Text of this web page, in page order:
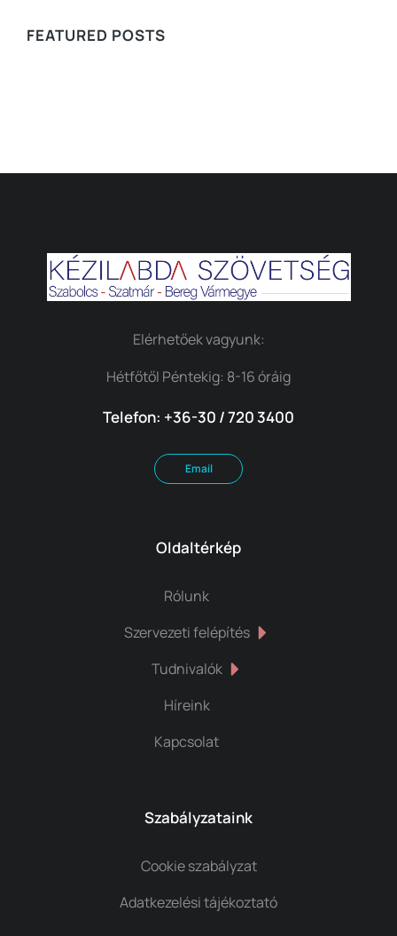
FEATURED POSTS
Elérhetőek vagyunk:
Hétfőtől Péntekig: 8-16 óráig
Telefon: +36-30 / 720 3400
Email
Oldaltérkép
Rólunk
Szervezeti felépítés
Tudnivalók
Híreink
Kapcsolat
Szabályzataink
Cookie szabályzat
Adatkezelési tájékoztató